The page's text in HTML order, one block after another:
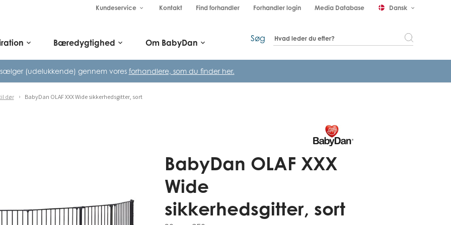
Kundeservice keyboard_arrow_down Kontakt Find forhandler Forhandler login Media Database Dansk keyboard_arrow_down
keyboard_arrow_down Bæredygtighed keyboard_arrow_down Om BabyDan keyboard_arrow_down Søg
(udelukkende) gennem vores forhandlere, som du finder her.
dør BabyDan OLAF XXX Wide sikkerhedsgitter, sort
BabyDan OLAF XXX
Wide
sikkerhedsgitter, sort